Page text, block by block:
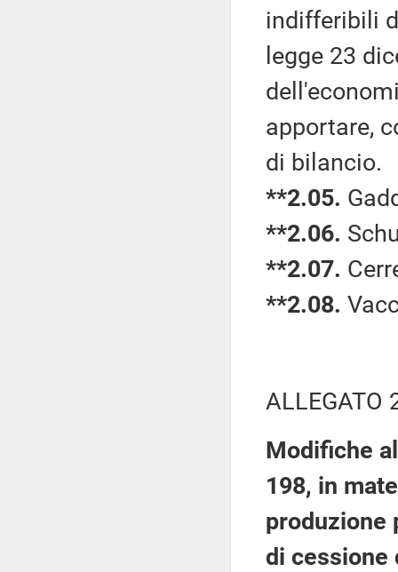
indifferibili
legge 23
apportare,
di bilancio.
**2.05.
**2.06.
**2.07.
**2.08.
ALLEGATO
Modifiche
198, in
produzione
di cessione